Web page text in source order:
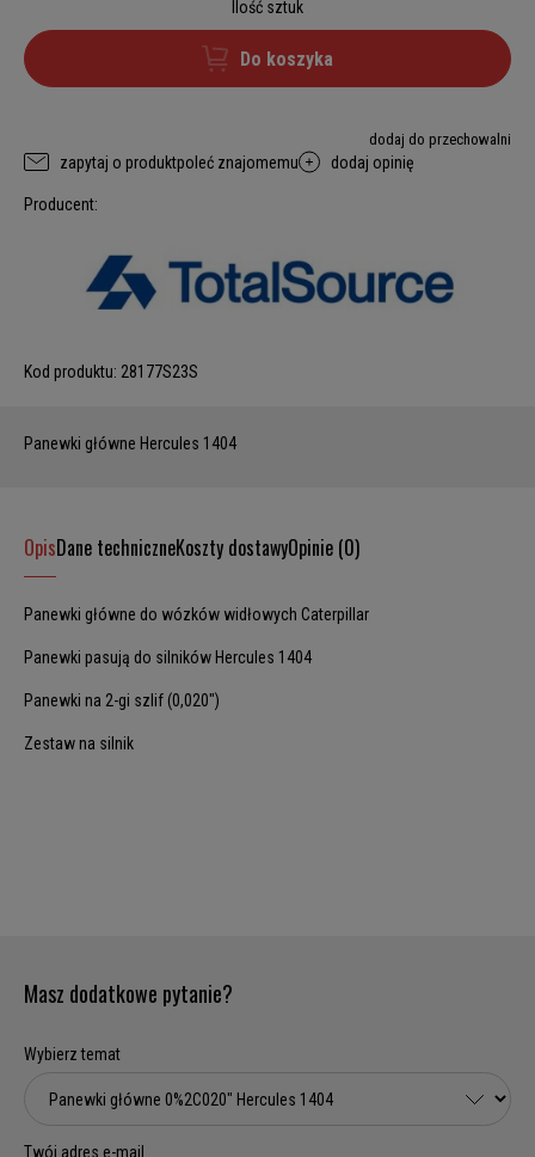
Ilość sztuk
Do koszyka
dodaj do przechowalni
zapytaj o produktpoleć znajomemu dodaj opinię
Producent:
Kod produktu: 28177S23S
Panewki główne Hercules 1404
OpisDane techniczneKoszty dostawyOpinie (0)
Panewki główne do wózków widłowych Caterpillar
Panewki pasują do silników Hercules 1404
Panewki na 2-gi szlif (0,020")
Zestaw na silnik
Masz dodatkowe pytanie?